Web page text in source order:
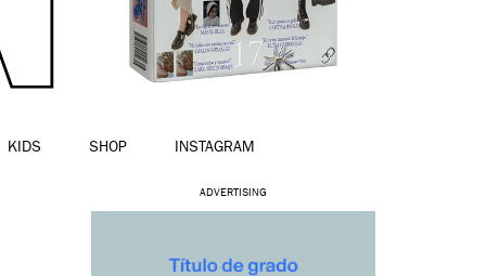
KIDS SHOP INSTAGRAM
ADVERTISING